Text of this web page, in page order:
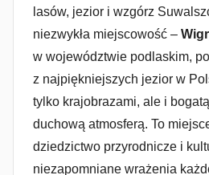
lasów, jezior i wzgórz
niezwykła miejscowość –
w województwie podlaskim,
z najpiękniejszych jezior w
tylko krajobrazami, ale i
duchową atmosferą. To
dziedzictwo przyrodnicze i
niezapomniane wrażenia